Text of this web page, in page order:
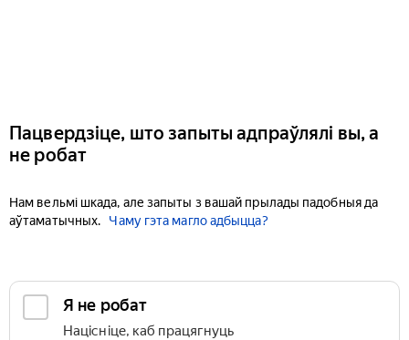
Пацвердзіце, што запыты адпраўлялі вы, а
не робат
Нам вельмі шкада, але запыты з вашай прылады падобныя да
аўтаматычных.
Чаму гэта магло адбыцца?
Я не робат
Націсніце, каб працягнуць